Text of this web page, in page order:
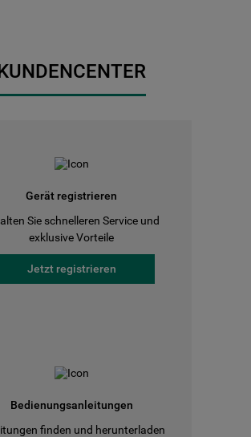
Gerät registrieren
Sie schnelleren Service und
exklusive Vorteile
Jetzt registrieren
Bedienungsanleitungen
finden und herunterladen